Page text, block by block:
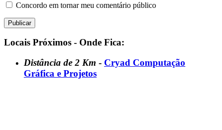
Concordo em tornar meu comentário público
Locais Próximos - Onde Fica:
Distância de 2 Km - Cryad Computação
Gráfica e Projetos